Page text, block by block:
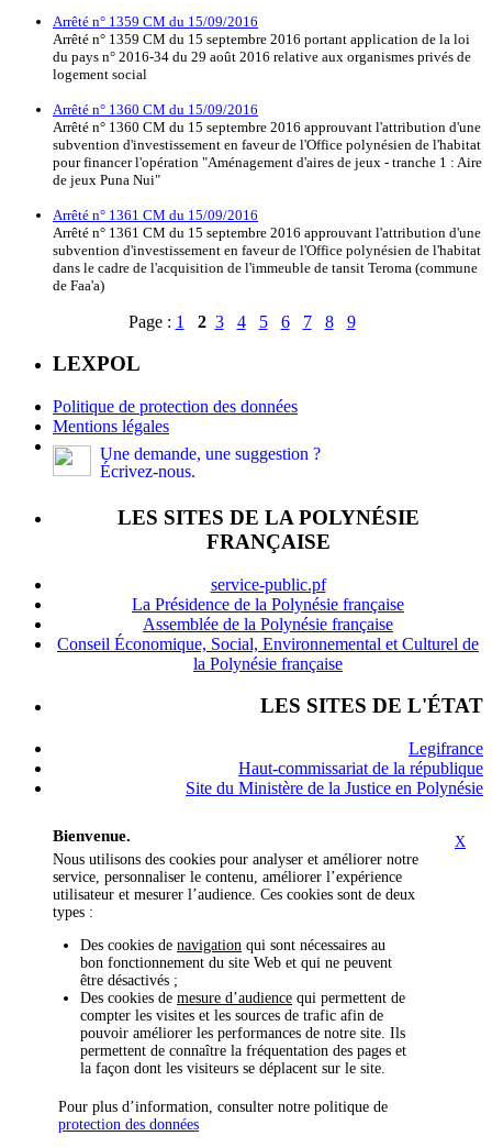
Arrêté n° 1359 CM du 15/09/2016
Arrêté n° 1359 CM du 15 septembre 2016 portant application de la loi
du pays n° 2016-34 du 29 août 2016 relative aux organismes privés de
logement social
Arrêté n° 1360 CM du 15/09/2016
Arrêté n° 1360 CM du 15 septembre 2016 approuvant l'attribution d'une
subvention d'investissement en faveur de l'Office polynésien de l'habitat
pour financer l'opération "Aménagement d'aires de jeux - tranche 1 : Aire
de jeux Puna Nui"
Arrêté n° 1361 CM du 15/09/2016
Arrêté n° 1361 CM du 15 septembre 2016 approuvant l'attribution d'une
subvention d'investissement en faveur de l'Office polynésien de l'habitat
dans le cadre de l'acquisition de l'immeuble de tansit Teroma (commune
de Faa'a)
Page : 1 2 3 4 5 6 7 8 9
LEXPOL
Politique de protection des données
Mentions légales
Une demande, une suggestion ?
Écrivez-nous.
LES SITES DE LA POLYNÉSIE
FRANÇAISE
service-public.pf
La Présidence de la Polynésie française
Assemblée de la Polynésie française
Conseil Économique, Social, Environnemental et Culturel de
la Polynésie française
LES SITES DE L'ÉTAT
Legifrance
Haut-commissariat de la république
Site du Ministère de la Justice en Polynésie
X
Bienvenue.
Nous utilisons des cookies pour analyser et améliorer notre
service, personnaliser le contenu, améliorer l’expérience
utilisateur et mesurer l’audience. Ces cookies sont de deux
types :
Des cookies de navigation qui sont nécessaires au
bon fonctionnement du site Web et qui ne peuvent
être désactivés ;
Des cookies de mesure d’audience qui permettent de
compter les visites et les sources de trafic afin de
pouvoir améliorer les performances de notre site. Ils
permettent de connaître la fréquentation des pages et
la façon dont les visiteurs se déplacent sur le site.
Pour plus d’information, consulter notre politique de
protection des données